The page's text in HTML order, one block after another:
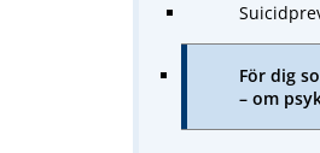
För dig
– om